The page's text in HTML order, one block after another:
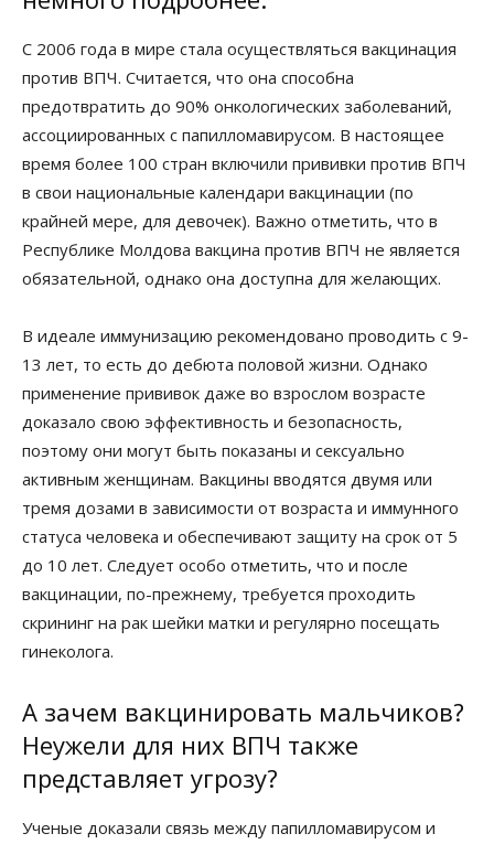
С 2006 года в мире стала осуществляться вакцинация
против ВПЧ. Считается, что она способна
предотвратить до 90% онкологических заболеваний,
ассоциированных с папилломавирусом. В настоящее
время более 100 стран включили прививки против ВПЧ
в свои национальные календари вакцинации (по
крайней мере, для девочек). Важно отметить, что в
Республике Молдова вакцина против ВПЧ не является
обязательной, однако она доступна для желающих.
В идеале иммунизацию рекомендовано проводить с 9-
13 лет, то есть до дебюта половой жизни. Однако
применение прививок даже во взрослом возрасте
доказало свою эффективность и безопасность,
поэтому они могут быть показаны и сексуально
активным женщинам. Вакцины вводятся двумя или
тремя дозами в зависимости от возраста и иммунного
статуса человека и обеспечивают защиту на срок от 5
до 10 лет. Следует особо отметить, что и после
вакцинации, по-прежнему, требуется проходить
скрининг на рак шейки матки и регулярно посещать
гинеколога.
А зачем вакцинировать мальчиков?
Неужели для них ВПЧ также
представляет угрозу?
Ученые доказали связь между папилломавирусом и